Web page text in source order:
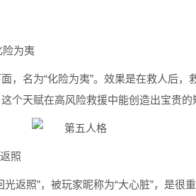
险为夷
，名为“化险为夷”。效果是在救人后
个天赋在高风险救援中能创造出宝贵的
照
光返照”，被玩家昵称为“大心脏”，是